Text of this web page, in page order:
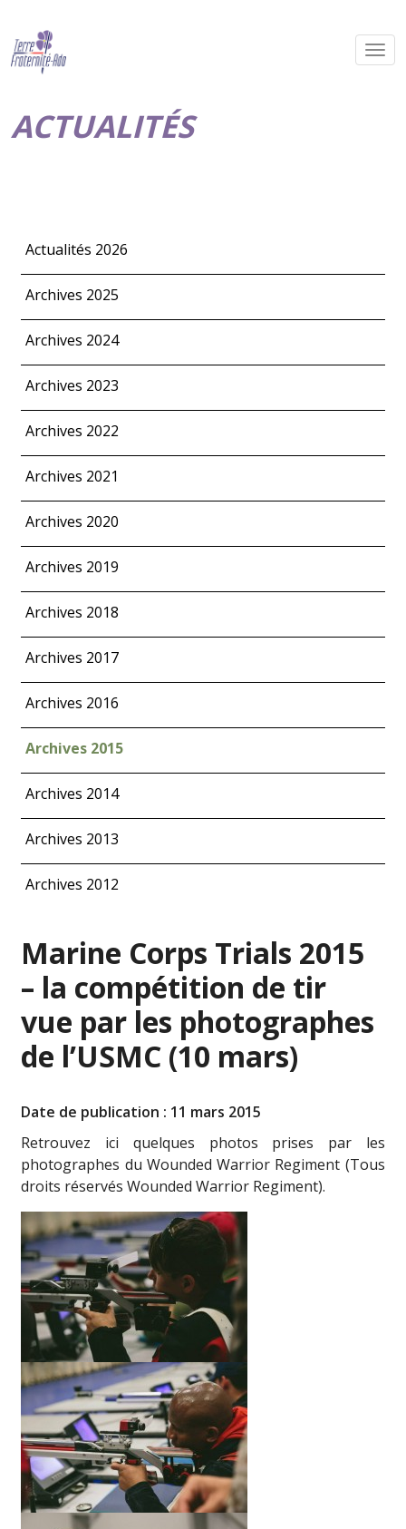
ACTUALITÉS
Actualités 2026
Archives 2025
Archives 2024
Archives 2023
Archives 2022
Archives 2021
Archives 2020
Archives 2019
Archives 2018
Archives 2017
Archives 2016
Archives 2015
Archives 2014
Archives 2013
Archives 2012
Marine Corps Trials 2015
– la compétition de tir
vue par les photographes
de l’USMC (10 mars)
Date de publication : 11 mars 2015
Retrouvez ici quelques photos prises par les
photographes du Wounded Warrior Regiment (Tous
droits réservés Wounded Warrior Regiment).